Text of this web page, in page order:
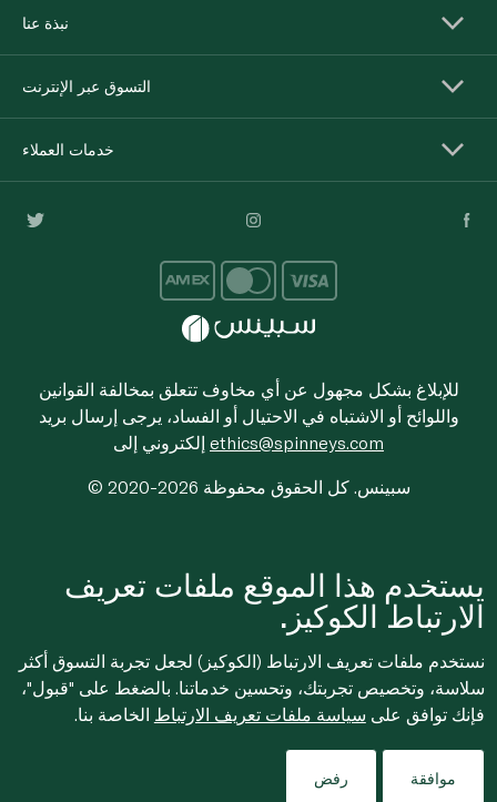
نبذة عنا
التسوق عبر الإنترنت
خدمات العملاء
للإبلاغ بشكل مجهول عن أي مخاوف تتعلق بمخالفة القوانين
واللوائح أو الاشتباه في الاحتيال أو الفساد، يرجى إرسال بريد
ethics@spinneys.com
© 2020-2026 سبينس. كل الحقوق محفوظة
يستخدم هذا الموقع ملفات تعريف
الارتباط الكوكيز.
نستخدم ملفات تعريف الارتباط (الكوكيز) لجعل تجربة التسوق أكثر
سلاسة، وتخصيص تجربتك، وتحسين خدماتنا. بالضغط على "قبول"،
فإنك توافق على سياسة ملفات تعريف الارتباط الخاصة بنا.
موافقة رفض